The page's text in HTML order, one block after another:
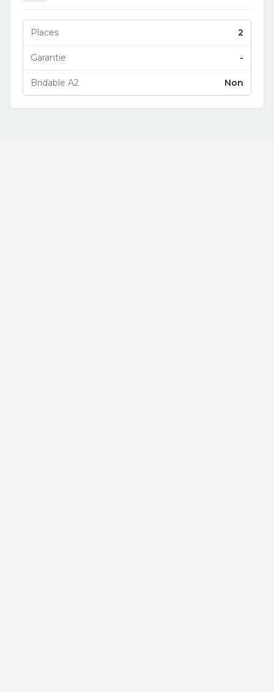
Places 2
Garantie -
Bridable A2 Non